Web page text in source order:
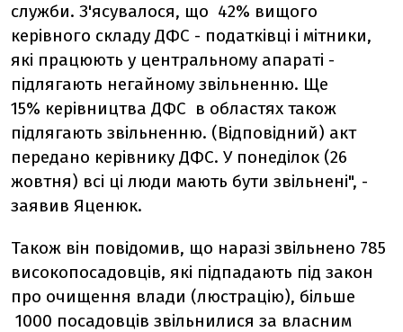
служби. З'ясувалося, що 42% вищого
керівного складу ДФС - податківці і мітники,
які працюють у центральному апараті -
підлягають негайному звільненню. Ще
15% керівництва ДФС в областях також
підлягають звільненню. (Відповідний) акт
передано керівнику ДФС. У понеділок (26
жовтня) всі ці люди мають бути звільнені", -
заявив Яценюк.
Також він повідомив, що наразі звільнено 785
високопосадовців, які підпадають під закон
про очищення влади (люстрацію), більше
1000 посадовців звільнилися за власним